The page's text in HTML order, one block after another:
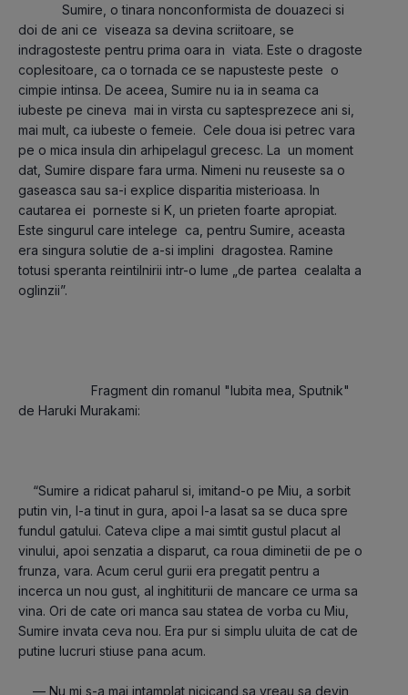
Sumire, o tinara nonconformista de douazeci si
doi de ani ce  viseaza sa devina scriitoare, se
indragosteste pentru prima oara in  viata. Este o dragoste
coplesitoare, ca o tornada ce se napusteste peste  o
cimpie intinsa. De aceea, Sumire nu ia in seama ca
iubeste pe cineva  mai in virsta cu saptesprezece ani si,
mai mult, ca iubeste o femeie.  Cele doua isi petrec vara
pe o mica insula din arhipelagul grecesc. La  un moment
dat, Sumire dispare fara urma. Nimeni nu reuseste sa o
gaseasca sau sa-i explice disparitia misterioasa. In
cautarea ei  porneste si K, un prieten foarte apropiat.
Este singurul care intelege  ca, pentru Sumire, aceasta
era singura solutie de a-si implini  dragostea. Ramine
totusi speranta reintilnirii intr-o lume „de partea  cealalta a
oglinzii”.
de Haruki Murakami:
“Sumire a ridicat paharul si, imitand-o pe Miu, a sorbit
putin vin, l-a tinut in gura, apoi l-a lasat sa se duca spre
fundul gatului. Cateva clipe a mai simtit gustul placut al
vinului, apoi senzatia a disparut, ca roua diminetii de pe o
frunza, vara. Acum cerul gurii era pregatit pentru a
incerca un nou gust, al inghititurii de mancare ce urma sa
vina. Ori de cate ori manca sau statea de vorba cu Miu,
Sumire invata ceva nou. Era pur si simplu uluita de cat de
putine lucruri stiuse pana acum.
— Nu mi s-a mai intamplat nicicand sa vreau sa devin